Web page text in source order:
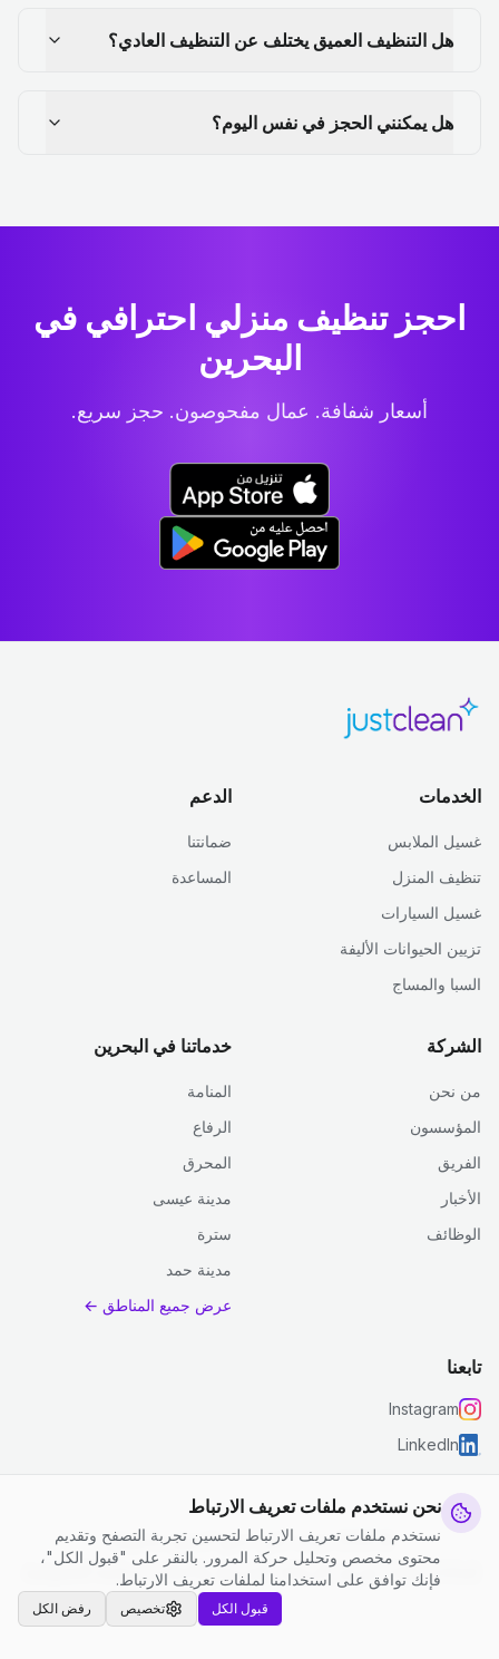
نحن نستخدم ملفات تعريف الارتباط
نستخدم ملفات تعريف الارتباط لتحسين تجربة التصفح وتقديم
محتوى مخصص وتحليل حركة المرور. بالنقر على "قبول الكل"،
فإنك توافق على استخدامنا لملفات تعريف الارتباط.
رفض الكل تخصيص قبول الكل
هل التنظيف العميق يختلف عن التنظيف العادي؟
هل يمكنني الحجز في نفس اليوم؟
احجز تنظيف منزلي احترافي في
البحرين
أسعار شفافة. عمال مفحوصون. حجز سريع.
الخدمات
غسيل الملابس
تنظيف المنزل
غسيل السيارات
تزيين الحيوانات الأليفة
السبا والمساج
الدعم
ضمانتنا
المساعدة
الشركة
من نحن
المؤسسون
الفريق
الأخبار
الوظائف
خدماتنا في البحرين
المنامة
الرفاع
المحرق
مدينة عيسى
سترة
مدينة حمد
عرض جميع المناطق ←
تابعنا
Instagram
LinkedIn
© 2026 جست كلين. جميع الحقوق محفوظة.
سياسة الخصوصية
الشروط والأحكام | إعدادات ملفات تعريف الارتباط